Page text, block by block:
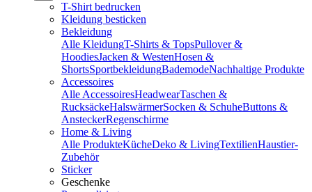
T-Shirt bedrucken
Kleidung besticken
Bekleidung
Alle KleidungT-Shirts & TopsPullover &
HoodiesJacken & WestenHosen &
ShortsSportbekleidungBademodeNachhaltige Produkte
Accessoires
Alle AccessoiresHeadwearTaschen &
RucksäckeHalswärmerSocken & SchuheButtons &
AnsteckerRegenschirme
Home & Living
Alle ProdukteKücheDeko & LivingTextilienHaustier-
Zubehör
Sticker
Geschenke